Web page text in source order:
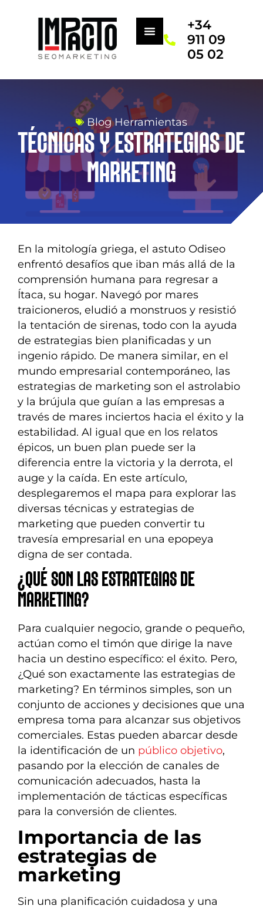
+34
911 09
05 02
Blog Herramientas
TÉCNICAS Y ESTRATEGIAS DE
MARKETING
En la mitología griega, el astuto Odiseo
enfrentó desafíos que iban más allá de la
comprensión humana para regresar a
Ítaca, su hogar. Navegó por mares
traicioneros, eludió a monstruos y resistió
la tentación de sirenas, todo con la ayuda
de estrategias bien planificadas y un
ingenio rápido. De manera similar, en el
mundo empresarial contemporáneo, las
estrategias de marketing son el astrolabio
y la brújula que guían a las empresas a
través de mares inciertos hacia el éxito y la
estabilidad. Al igual que en los relatos
épicos, un buen plan puede ser la
diferencia entre la victoria y la derrota, el
auge y la caída. En este artículo,
desplegaremos el mapa para explorar las
diversas técnicas y estrategias de
marketing que pueden convertir tu
travesía empresarial en una epopeya
digna de ser contada.
¿QUÉ SON LAS ESTRATEGIAS DE
MARKETING?
Para cualquier negocio, grande o pequeño,
actúan como el timón que dirige la nave
hacia un destino específico: el éxito. Pero,
¿Qué son exactamente las estrategias de
marketing? En términos simples, son un
conjunto de acciones y decisiones que una
empresa toma para alcanzar sus objetivos
comerciales. Estas pueden abarcar desde
la identificación de un público objetivo,
pasando por la elección de canales de
comunicación adecuados, hasta la
implementación de tácticas específicas
para la conversión de clientes.
Importancia de las
estrategias de
marketing
Sin una planificación cuidadosa y una